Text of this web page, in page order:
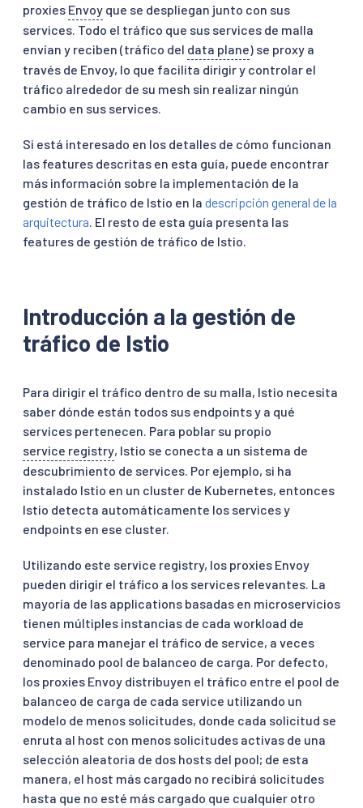
proxies Envoy que se despliegan junto con sus
services. Todo el tráfico que sus services de malla
envían y reciben (tráfico del data plane) se proxy a
través de Envoy, lo que facilita dirigir y controlar el
tráfico alrededor de su mesh sin realizar ningún
cambio en sus services.
Si está interesado en los detalles de cómo funcionan
las features descritas en esta guía, puede encontrar
más información sobre la implementación de la
gestión de tráfico de Istio en la descripción general de la
arquitectura . El resto de esta guía presenta las
features de gestión de tráfico de Istio.
Introducción a la gestión de
tráfico de Istio
Para dirigir el tráfico dentro de su malla, Istio necesita
saber dónde están todos sus endpoints y a qué
services pertenecen. Para poblar su propio
service registry, Istio se conecta a un sistema de
descubrimiento de services. Por ejemplo, si ha
instalado Istio en un cluster de Kubernetes, entonces
Istio detecta automáticamente los services y
endpoints en ese cluster.
Utilizando este service registry, los proxies Envoy
pueden dirigir el tráfico a los services relevantes. La
mayoría de las applications basadas en microservicios
tienen múltiples instancias de cada workload de
service para manejar el tráfico de service, a veces
denominado pool de balanceo de carga. Por defecto,
los proxies Envoy distribuyen el tráfico entre el pool de
balanceo de carga de cada service utilizando un
modelo de menos solicitudes, donde cada solicitud se
enruta al host con menos solicitudes activas de una
selección aleatoria de dos hosts del pool; de esta
manera, el host más cargado no recibirá solicitudes
hasta que no esté más cargado que cualquier otro